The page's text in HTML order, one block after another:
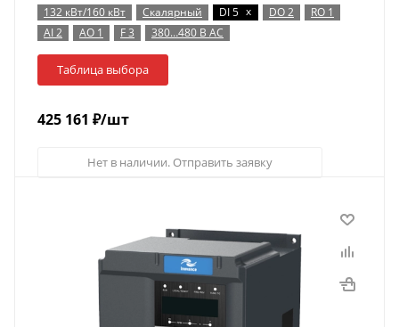
132 кВт/160 кВт
Скалярный DI 5 x DO 2
RO 1
AI 2
AO 1 F 3 380…480 В AC
Таблица выбора
425 161 ₽/шт
Нет в наличии. Отправить заявку